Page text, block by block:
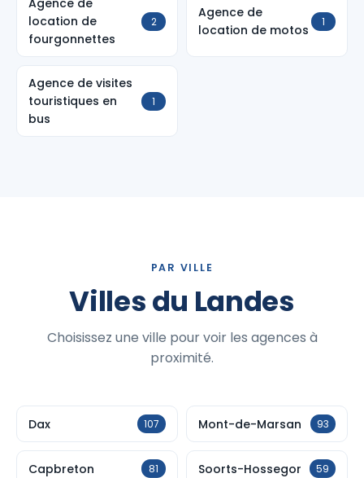
Agence de
location de
fourgonnettes
2
Agence de
location de motos
1
Agence de visites
touristiques en
bus
1
PAR VILLE
Villes du Landes
Choisissez une ville pour voir les agences à
proximité.
Dax 107 Mont-de-Marsan 93
Capbreton 81 Soorts-Hossegor 59